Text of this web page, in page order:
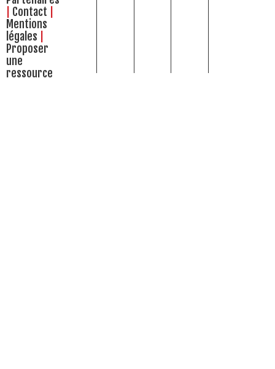
Contact
Mentions
légales
Proposer
une
ressource